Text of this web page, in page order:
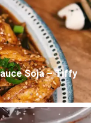
Soja – Tiffy